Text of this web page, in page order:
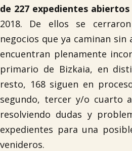
de 227 expedientes abiertos
2018. De ellos se
negocios que ya caminan sin
encuentran plenamente
primario de Bizkaia, en
resto, 168 siguen en
segundo, tercer y/o cuarto
resolviendo dudas y
expedientes para una
venideros.